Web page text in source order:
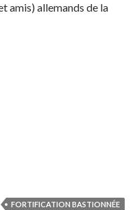
amis) allemands de la
FORTIFICATION BASTIONNÉE